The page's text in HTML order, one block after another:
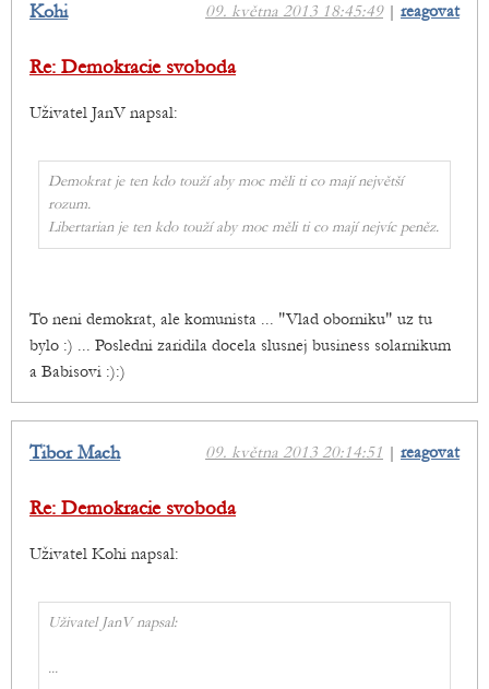
09. května 2013 18:45:49| reagovat
Kohi
Re: Demokracie svoboda
Uživatel JanV napsal:
Demokrat je ten kdo touží aby moc měli ti co mají největší
rozum.
Libertarian je ten kdo touží aby moc měli ti co mají nejvíc peněz.
To neni demokrat, ale komunista ... "Vlad oborniku" uz tu
bylo :) ... Posledni zaridila docela slusnej business solarnikum
a Babisovi :):)
09. května 2013 20:14:51 | reagovat
Tibor Mach
Re: Demokracie svoboda
Uživatel Kohi napsal:
Uživatel JanV napsal:
...